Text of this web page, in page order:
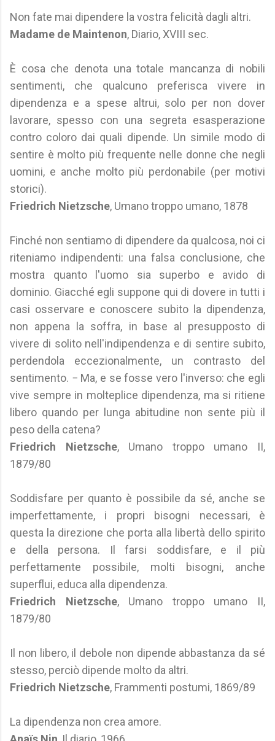
Non fate mai dipendere la vostra felicità dagli altri.
Madame de Maintenon, Diario, XVIII sec.
È cosa che denota una totale mancanza di nobili
sentimenti, che qualcuno preferisca vivere in
dipendenza e a spese altrui, solo per non dover
lavorare, spesso con una segreta esasperazione
contro coloro dai quali dipende. Un simile modo di
sentire è molto più frequente nelle donne che negli
uomini, e anche molto più perdonabile (per motivi
storici).
Friedrich Nietzsche, Umano troppo umano, 1878
Finché non sentiamo di dipendere da qualcosa, noi ci
riteniamo indipendenti: una falsa conclusione, che
mostra quanto l'uomo sia superbo e avido di
dominio. Giacché egli suppone qui di dovere in tutti i
casi osservare e conoscere subito la dipendenza,
non appena la soffra, in base al presupposto di
vivere di solito nell'indipendenza e di sentire subito,
perdendola eccezionalmente, un contrasto del
sentimento. − Ma, e se fosse vero l'inverso: che egli
vive sempre in molteplice dipendenza, ma si ritiene
libero quando per lunga abitudine non sente più il
peso della catena?
Friedrich Nietzsche, Umano troppo umano II,
1879/80
Soddisfare per quanto è possibile da sé, anche se
imperfettamente, i propri bisogni necessari, è
questa la direzione che porta alla libertà dello spirito
e della persona. Il farsi soddisfare, e il più
perfettamente possibile, molti bisogni, anche
superflui, educa alla dipendenza.
Friedrich Nietzsche, Umano troppo umano II,
1879/80
Il non libero, il debole non dipende abbastanza da sé
stesso, perciò dipende molto da altri.
Friedrich Nietzsche, Frammenti postumi, 1869/89
La dipendenza non crea amore.